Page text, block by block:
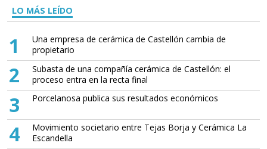
LO MÁS LEÍDO
1
Una empresa de cerámica de Castellón cambia de
propietario
2
Subasta de una compañía cerámica de Castellón: el
proceso entra en la recta final
3 Porcelanosa publica sus resultados económicos
4
Movimiento societario entre Tejas Borja y Cerámica La
Escandella